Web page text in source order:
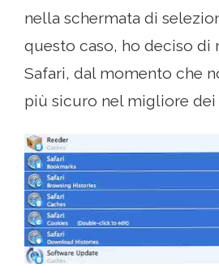
nella schermata di
questo caso, ho deciso di
Safari, dal momento che
più sicuro nel migliore dei